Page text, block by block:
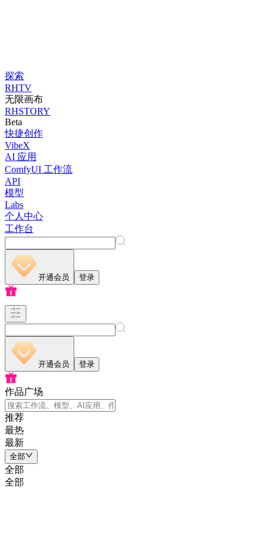
探索
RHTV
无限画布
RHSTORY
Beta
快捷创作
VibeX
AI 应用
ComfyUI 工作流
API
模型
Labs
个人中心
工作台
开通会员 登录
开通会员 登录
作品广场
推荐
最热
最新
全部
全部
全部